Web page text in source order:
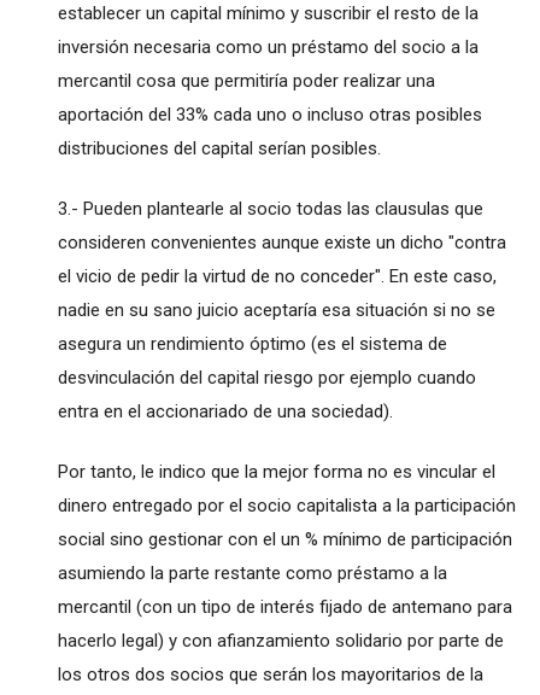
establecer un capital mínimo y suscribir el resto de la
inversión necesaria como un préstamo del socio a la
mercantil cosa que permitiría poder realizar una
aportación del 33% cada uno o incluso otras posibles
distribuciones del capital serían posibles.
3.- Pueden plantearle al socio todas las clausulas que
consideren convenientes aunque existe un dicho "contra
el vicio de pedir la virtud de no conceder". En este caso,
nadie en su sano juicio aceptaría esa situación si no se
asegura un rendimiento óptimo (es el sistema de
desvinculación del capital riesgo por ejemplo cuando
entra en el accionariado de una sociedad).
Por tanto, le indico que la mejor forma no es vincular el
dinero entregado por el socio capitalista a la participación
social sino gestionar con el un % mínimo de participación
asumiendo la parte restante como préstamo a la
mercantil (con un tipo de interés fijado de antemano para
hacerlo legal) y con afianzamiento solidario por parte de
los otros dos socios que serán los mayoritarios de la